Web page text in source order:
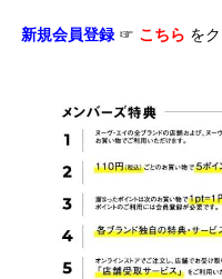
新規会員登録 ☞ こちら を